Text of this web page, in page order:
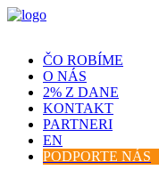
ČO ROBÍME
O NÁS
2% Z DANE
KONTAKT
PARTNERI
EN
PODPORTE NÁS